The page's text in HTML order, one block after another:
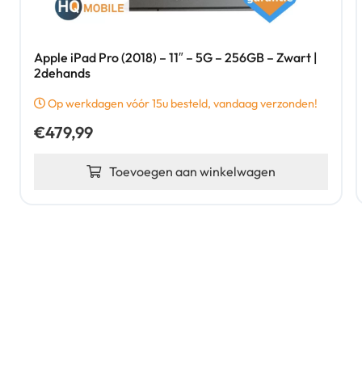
Apple iPad Pro (2018) – 11″ – 5G – 256GB – Zwart |
2dehands
Op werkdagen vóór 15u besteld, vandaag verzonden!
€479,99
Toevoegen aan winkelwagen